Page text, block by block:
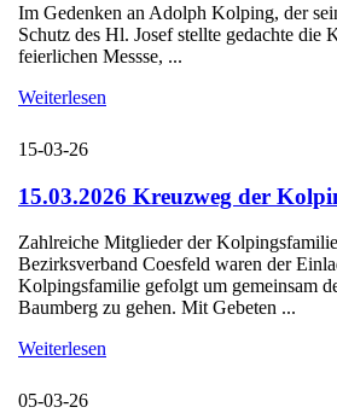
Im Gedenken an Adolph Kolping, der
Schutz des Hl. Josef stellte gedachte die
feierlichen Messse, ...
Weiterlesen
15-03-26
15.03.2026 Kreuzweg der
Zahlreiche Mitglieder der
Bezirksverband Coesfeld waren der
Kolpingsfamilie gefolgt um gemeinsam
Baumberg zu gehen. Mit Gebeten ...
Weiterlesen
05-03-26